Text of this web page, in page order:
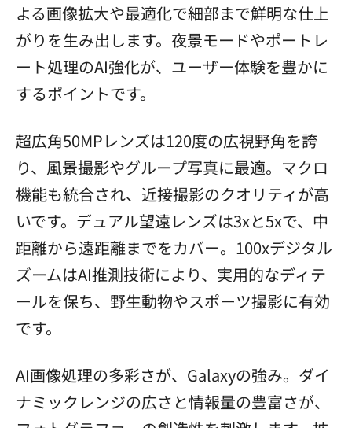
よる画像拡大や最適化で細部まで鮮明な仕上
がりを生み出します。夜景モードやポートレ
ート処理のAI強化が、ユーザー体験を豊かに
するポイントです。
超広角50MPレンズは120度の広視野角を誇
り、風景撮影やグループ写真に最適。マクロ
機能も統合され、近接撮影のクオリティが高
いです。デュアル望遠レンズは3xと5xで、中
距離から遠距離までをカバー。100xデジタル
ズームはAI推測技術により、実用的なディテ
ールを保ち、野生動物やスポーツ撮影に有効
です。
AI画像処理の多彩さが、Galaxyの強み。ダイ
ナミックレンジの広さと情報量の豊富さが、